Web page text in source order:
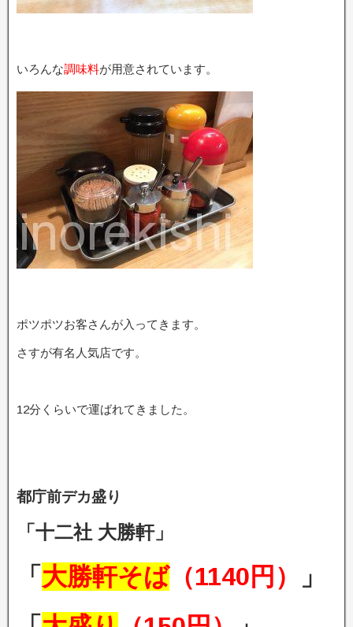
いろんな調味料が用意されています。
ポツポツお客さんが入ってきます。
さすが有名人気店です。
12分くらいで運ばれてきました。
都庁前デカ盛り
「十二社 大勝軒」
「 大勝軒そば（1140円）
」